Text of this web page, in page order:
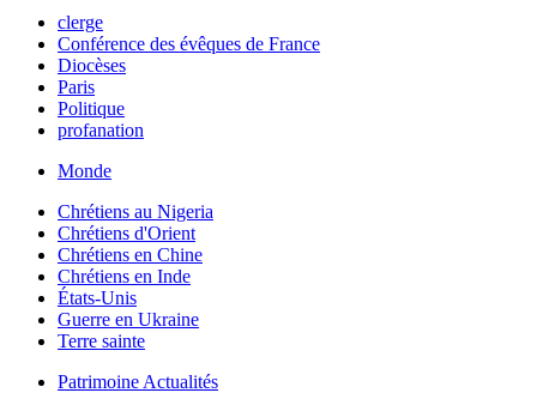
clerge
Conférence des évêques de France
Diocèses
Paris
Politique
profanation
Monde
Chrétiens au Nigeria
Chrétiens d'Orient
Chrétiens en Chine
Chrétiens en Inde
États-Unis
Guerre en Ukraine
Terre sainte
Patrimoine Actualités